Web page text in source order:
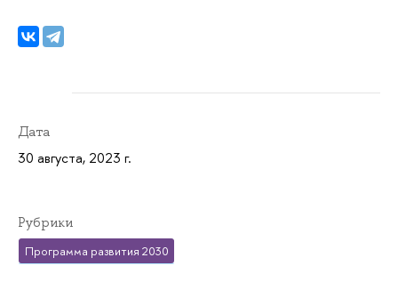
Дата
30 августа, 2023 г.
Рубрики
Программа развития 2030